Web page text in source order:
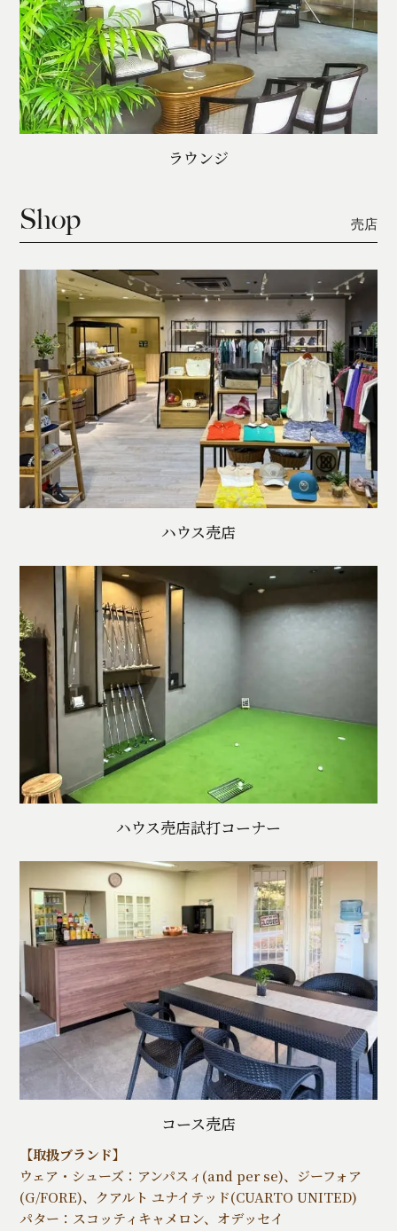
ラウンジ
Shop 売店
ハウス売店
ハウス売店試打コーナー
コース売店
【取扱ブランド】
ウェア・シューズ：アンパスィ(and per se)、ジーフォア
(G/FORE)、クアルト ユナイテッド(CUARTO UNITED)
パター：スコッティキャメロン、オデッセイ